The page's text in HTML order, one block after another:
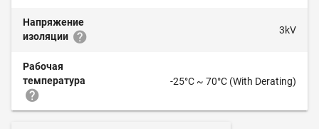
Напряжение
изоляции
3kV
Рабочая
температура
-25°C ~ 70°C (With Derating)